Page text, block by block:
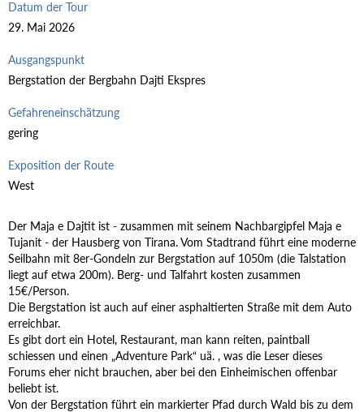
Datum der Tour
29. Mai 2026
Ausgangspunkt
Bergstation der Bergbahn Dajti Ekspres
Gefahreneinschätzung
gering
Exposition der Route
West
Der Maja e Dajtit ist - zusammen mit seinem Nachbargipfel Maja e
Tujanit - der Hausberg von Tirana. Vom Stadtrand führt eine moderne
Seilbahn mit 8er-Gondeln zur Bergstation auf 1050m (die Talstation
liegt auf etwa 200m). Berg- und Talfahrt kosten zusammen
15€/Person.
Die Bergstation ist auch auf einer asphaltierten Straße mit dem Auto
erreichbar.
Es gibt dort ein Hotel, Restaurant, man kann reiten, paintball
schiessen und einen „Adventure Park“ uä. , was die Leser dieses
Forums eher nicht brauchen, aber bei den Einheimischen offenbar
beliebt ist.
Von der Bergstation führt ein markierter Pfad durch Wald bis zu dem